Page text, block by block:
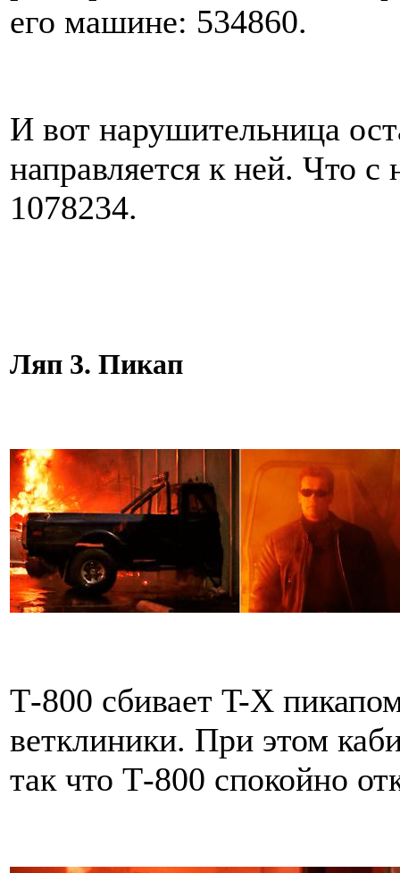
его машине: 534860.
И вот нарушительница
направляется к ней. Что
1078234.
Ляп 3. Пикап
Т-800 сбивает T-X
ветклиники. При этом
так что Т-800 спокойно